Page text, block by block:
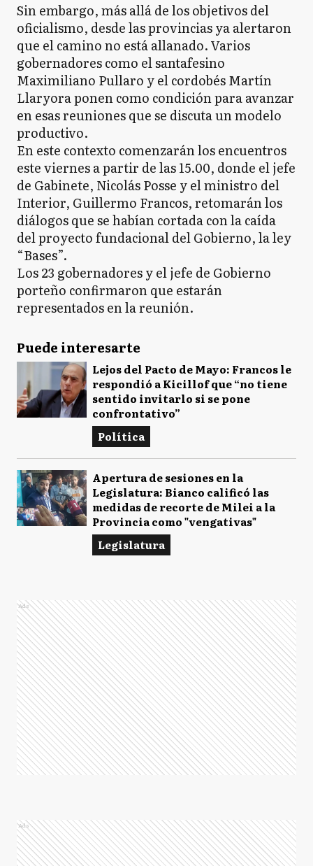
Sin embargo, más allá de los objetivos del
oficialismo, desde las provincias ya alertaron
que el camino no está allanado. Varios
gobernadores como el santafesino
Maximiliano Pullaro y el cordobés Martín
Llaryora ponen como condición para avanzar
en esas reuniones que se discuta un modelo
productivo.
En este contexto comenzarán los encuentros
este viernes a partir de las 15.00, donde el jefe
de Gabinete, Nicolás Posse y el ministro del
Interior, Guillermo Francos, retomarán los
diálogos que se habían cortada con la caída
del proyecto fundacional del Gobierno, la ley
“Bases”.
Los 23 gobernadores y el jefe de Gobierno
porteño confirmaron que estarán
representados en la reunión.
Puede interesarte
Lejos del Pacto de Mayo: Francos le
respondió a Kicillof que “no tiene
sentido invitarlo si se pone
confrontativo”
Política
Apertura de sesiones en la
Legislatura: Bianco calificó las
medidas de recorte de Milei a la
Provincia como "vengativas"
Legislatura
Ads
Ads